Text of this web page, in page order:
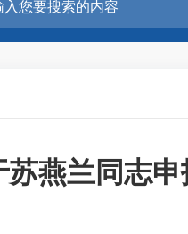
燕兰同志